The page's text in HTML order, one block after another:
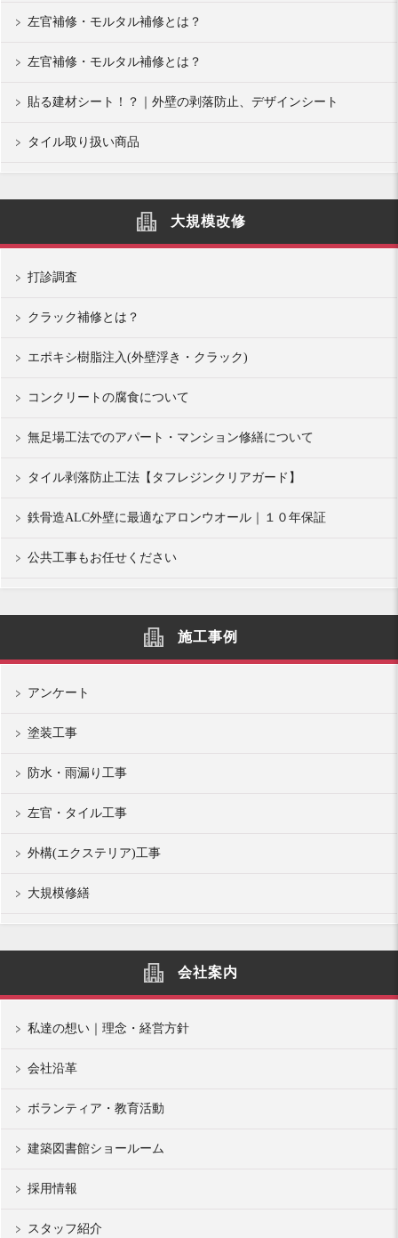
左官補修・モルタル補修とは？
左官補修・モルタル補修とは？
貼る建材シート！？｜外壁の剥落防止、デザインシート
タイル取り扱い商品
大規模改修
打診調査
クラック補修とは？
エポキシ樹脂注入(外壁浮き・クラック)
コンクリートの腐食について
無足場工法でのアパート・マンション修繕について
タイル剥落防止工法【タフレジンクリアガード】
鉄骨造ALC外壁に最適なアロンウオール｜１０年保証
公共工事もお任せください
施工事例
アンケート
塗装工事
防水・雨漏り工事
左官・タイル工事
外構(エクステリア)工事
大規模修繕
会社案内
私達の想い｜理念・経営方針
会社沿革
ボランティア・教育活動
建築図書館ショールーム
採用情報
スタッフ紹介